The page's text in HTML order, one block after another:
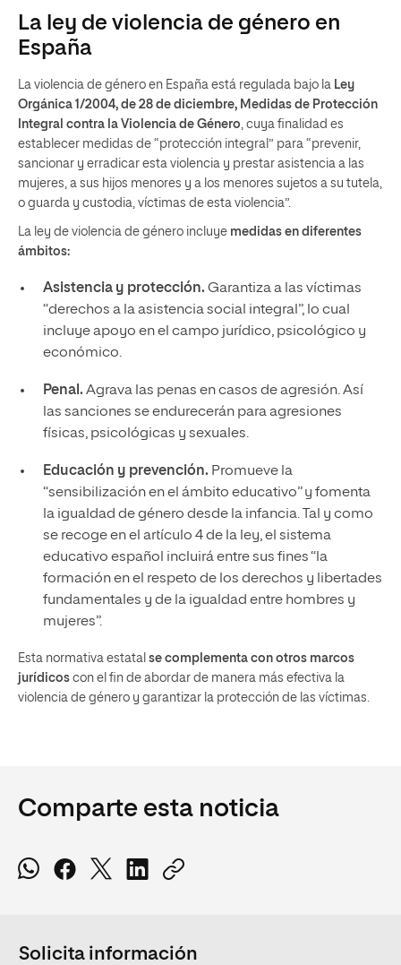
La ley de violencia de género en
España
La violencia de género en España está regulada bajo la Ley
Orgánica 1/2004, de 28 de diciembre, Medidas de Protección
Integral contra la Violencia de Género , cuya finalidad es
establecer medidas de “protección integral” para “prevenir,
sancionar y erradicar esta violencia y prestar asistencia a las
mujeres, a sus hijos menores y a los menores sujetos a su tutela,
o guarda y custodia, víctimas de esta violencia”.
La ley de violencia de género incluye medidas en diferentes
ámbitos:
Asistencia y protección. Garantiza a las víctimas
“derechos a la asistencia social integral”, lo cual
incluye apoyo en el campo jurídico, psicológico y
económico.
Penal. Agrava las penas en casos de agresión. Así
las sanciones se endurecerán para agresiones
físicas, psicológicas y sexuales.
Educación y prevención. Promueve la
“sensibilización en el ámbito educativo” y fomenta
la igualdad de género desde la infancia. Tal y como
se recoge en el artículo 4 de la ley, el sistema
educativo español incluirá entre sus fines “la
formación en el respeto de los derechos y libertades
fundamentales y de la igualdad entre hombres y
mujeres”.
Esta normativa estatal se complementa con otros marcos
jurídicos con el fin de abordar de manera más efectiva la
violencia de género y garantizar la protección de las víctimas.
Comparte esta noticia
Solicita información